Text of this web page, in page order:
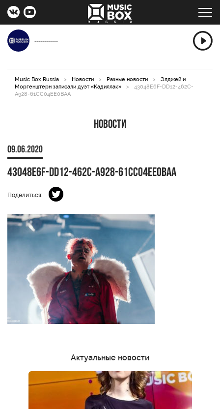
------------
Music Box Russia > Новости > Разные новости >
Элджей и
Моргенштерн записали дуэт «Кадиллак»
>
43048E6F-DD12-462C-
A928-61CC04EE0BAA
Новости
09.06.2020
43048E6F-DD12-462C-A928-61CC04EE0BAA
Поделиться:
Актуальные новости